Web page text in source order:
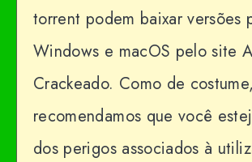
torrent podem baixar versões
Windows e macOS pelo site
Crackeado. Como de costume,
recomendamos que você
dos perigos associados à